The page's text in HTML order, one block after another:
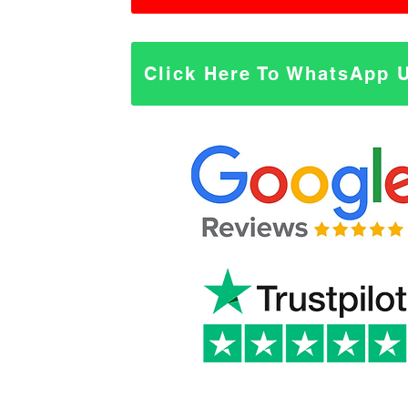
Click Here To WhatsApp